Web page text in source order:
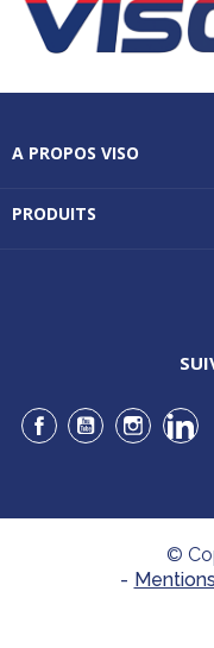
A PROPOS VISO
PRODUITS
Facebook
YouTubeInstagram
©
-